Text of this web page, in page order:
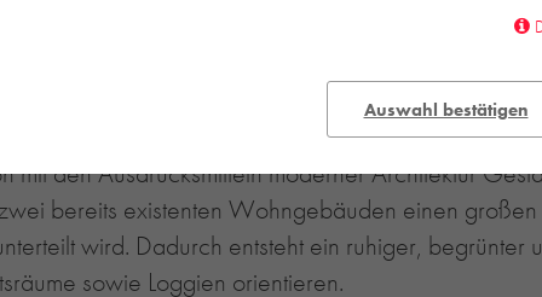
städtebaulich sensiblen Gebiets hinter dem
man die Vision einer großstädtischen
mit den Ausdrucksmitteln moderner Architektur
bereits existenten Wohngebäuden einen
wird. Dadurch entsteht ein ruhiger, begrünter
sowie Loggien orientieren.
Auswahl bestätigen